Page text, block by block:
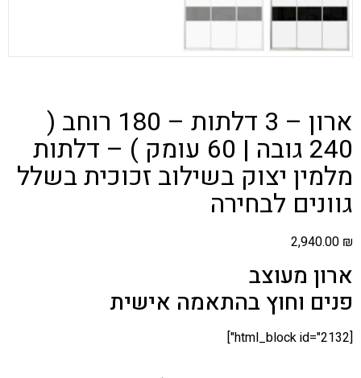
ארון – 3 דלתות – 180 רוחב (
240 גובה | 60 עומק ) – דלתות
מלמין יצוק בשילוב זכוכית בשלל
גוונים לבחירה
2,940.00 ₪
ארון מעוצב
פנים וחוץ בהתאמה אישית
[html_block id="2132"]